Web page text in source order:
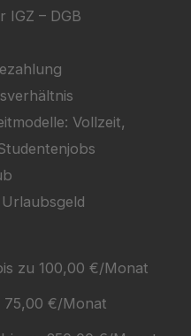
IGZ – DGB
Vollzeit,
zu 100,00 €/Monat
75,00 €/Monat